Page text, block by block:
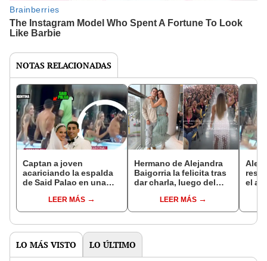
NOTAS RELACIONADAS
Captan a joven
acariciando la espalda
de Said Palao en una
Magaly Medina mostró
nuevas imágenes
LEER MÁS
Hermano de Alejandra
Baigorria la felicita tras
dar charla, luego del
Argentina: “Eres
admirable, no paras”
LEER MÁS
el
LO MÁS VISTO LO ÚLTIMO